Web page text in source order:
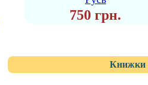
750 грн.
Книжки